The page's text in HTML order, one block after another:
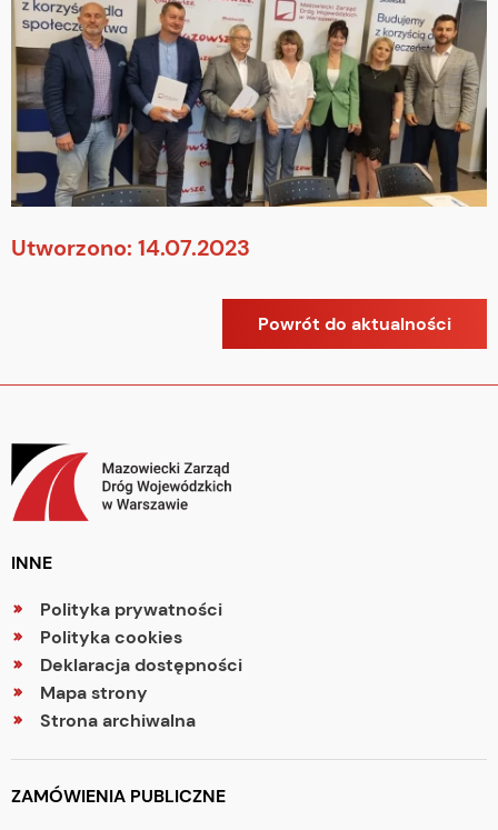
Utworzono: 14.07.2023
Powrót do aktualności
INNE
Polityka prywatności
Polityka cookies
Deklaracja dostępności
Mapa strony
Strona archiwalna
ZAMÓWIENIA PUBLICZNE